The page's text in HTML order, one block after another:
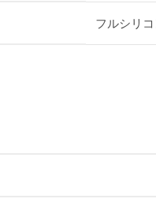
フルシリ